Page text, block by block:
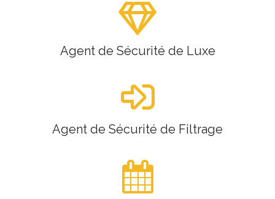
Agent de Sécurité de Luxe
Agent de Sécurité de Filtrage